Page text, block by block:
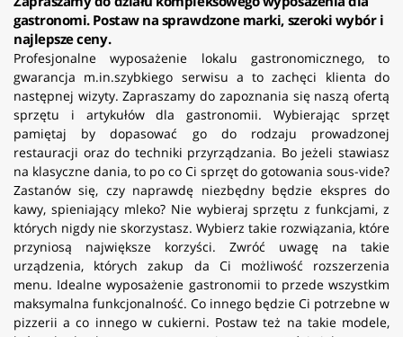
gastronomi. Postaw na sprawdzone marki, szeroki wybór i
najlepsze ceny.
Profesjonalne wyposażenie lokalu gastronomicznego, to
gwarancja m.in.szybkiego serwisu a to zachęci klienta do
następnej wizyty. Zapraszamy do zapoznania się naszą ofertą
sprzętu i artykułów dla gastronomii. Wybierając sprzęt
pamiętaj by dopasować go do rodzaju prowadzonej
restauracji oraz do techniki przyrządzania. Bo jeżeli stawiasz
na klasyczne dania, to po co Ci sprzęt do gotowania sous-vide?
Zastanów się, czy naprawdę niezbędny będzie ekspres do
kawy, spieniający mleko? Nie wybieraj sprzętu z funkcjami, z
których nigdy nie skorzystasz. Wybierz takie rozwiązania, które
przyniosą największe korzyści. Zwróć uwagę na takie
urządzenia, których zakup da Ci możliwość rozszerzenia
menu. Idealne wyposażenie gastronomii to przede wszystkim
maksymalna funkcjonalność. Co innego będzie Ci potrzebne w
pizzerii a co innego w cukierni. Postaw też na takie modele,